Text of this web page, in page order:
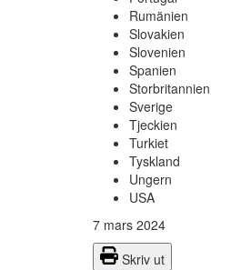
Rumänien
Slovakien
Slovenien
Spanien
Storbritannien
Sverige
Tjeckien
Turkiet
Tyskland
Ungern
USA
7 mars 2024
Skriv ut